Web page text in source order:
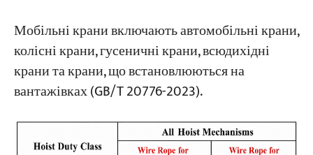
Мобільні крани включають автомобільні крани,
колісні крани, гусеничні крани, всюдихідні
крани та крани, що встановлюються на
вантажівках (GB/T 20776-2023).